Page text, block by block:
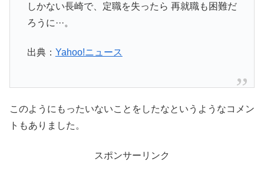
しかない長崎で、定職を失ったら 再就職も困難だ
ろうに···。
出典： Yahoo!ニュース
このようにもったいないことをしたなというようなコメン
トもありました。
スポンサーリンク